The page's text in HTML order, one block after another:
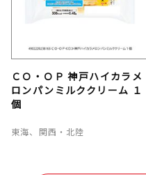
ＣＯ・ＯＰ 神戸ハイカラメ
ロンパンミルククリーム １
個
東海、関西・北陸